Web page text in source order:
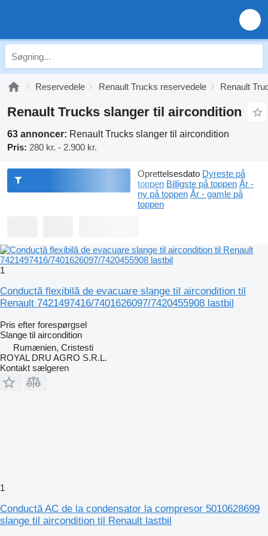
Reservedele Renault Trucks reservedele Renault
Renault Trucks slanger til aircondition
63 annoncer: Renault Trucks slanger til aircondition
Pris: 280 kr. - 2.900 kr.
Oprettelsesdato Dyreste på
toppen Billigste på toppen År -
ny på toppen År - gamle på
toppen
1
Conductă flexibilă de evacuare slange til aircondition til
Renault 7421497416/7401626097/7420455908 lastbil
Pris efter forespørgsel
Slange til aircondition
Rumænien, Cristesti
ROYAL DRU AGRO S.R.L.
Kontakt sælgeren
1
Conductă AC de la condensator la compresor 5010628699
slange til aircondition til Renault lastbil